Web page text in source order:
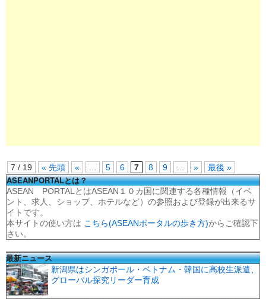
7 / 19 « 先頭 « 5 6 7 8 9 » 最後 »
ASEANPORTALとは？
ASEAN PORTALとはASEAN１０カ国に関連する各種情報（イベ
ント、求人、ショップ、ホテルなど）の参照および登録が出来るサ
イトです。
本サイトの使い方は こちら(ASEANポータルの歩き方)からご確認下
さい。
最新ニュース
新潟県はシンガポール・ベトナム・韓国に高校生派遣、
グローバル探究リーダー育成